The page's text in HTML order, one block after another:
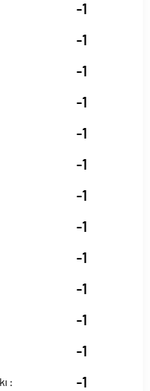
-1
-1
-1
-1
-1
-1
-1
-1
-1
-1
-1
-1
: -1